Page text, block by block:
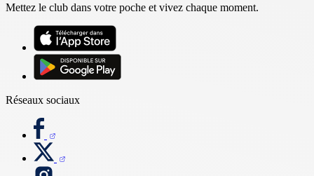
Mettez le club dans votre poche et vivez chaque moment.
Réseaux sociaux